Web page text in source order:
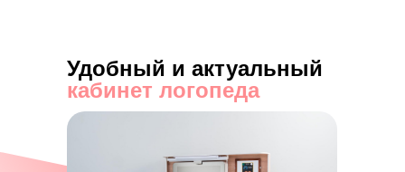
Удобный и актуальный
кабинет логопеда